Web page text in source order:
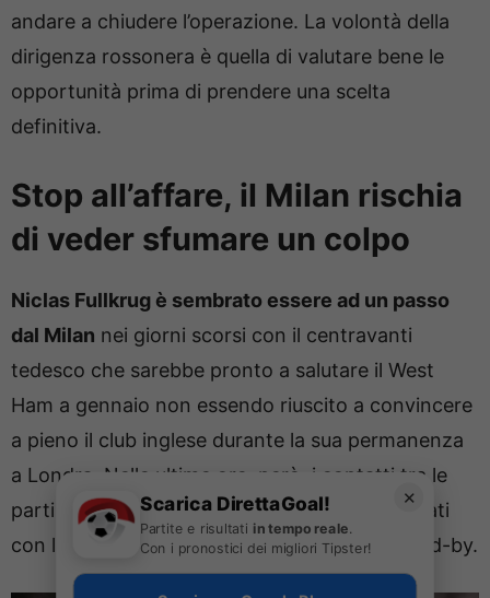
andare a chiudere l’operazione. La volontà della
dirigenza rossonera è quella di valutare bene le
opportunità prima di prendere una scelta
definitiva.
Stop all’affare, il Milan rischia
di veder sfumare un colpo
Niclas Fullkrug è sembrato essere ad un passo
dal Milan nei giorni scorsi con il centravanti
tedesco che sarebbe pronto a salutare il West
Ham a gennaio non essendo riuscito a convincere
a pieno il club inglese durante la sua permanenza
a Londra. Nelle ultime ore, però, i contatti tra le
parti sembrano essersi leggermente raffreddati
con la punta che sarebbe stata messa in stand-by.
✕
Scarica DirettaGoal!
Partite e risultati in tempo reale.
Con i pronostici dei migliori Tipster!